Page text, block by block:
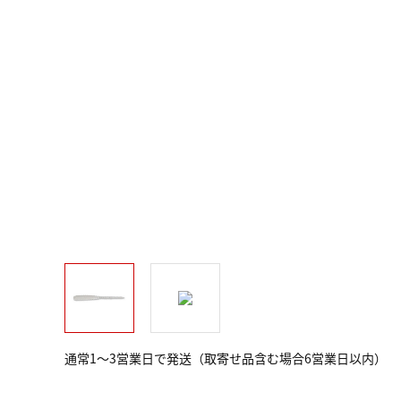
通常1～3営業日で発送（取寄せ品含む場合6営業日以内）